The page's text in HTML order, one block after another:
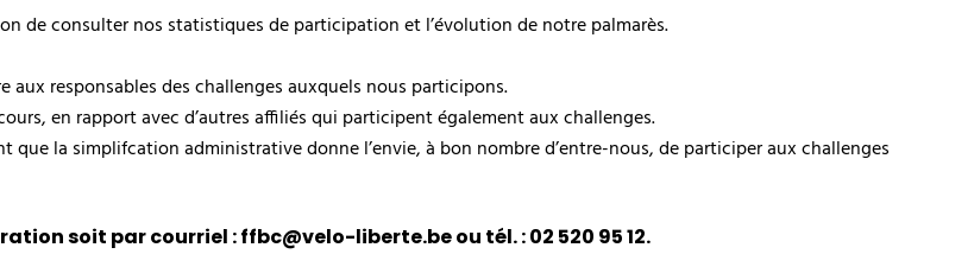
de consulter nos statistiques de participation et l’évolution de notre palmarès.
responsables des challenges auxquels nous participons.
en rapport avec d’autres affiliés qui participent également aux challenges.
la simplifcation administrative donne l’envie, à bon nombre d’entre-nous, de participer aux challenges
soit par courriel : ffbc@velo-liberte.be ou tél. : 02 520 95 12.